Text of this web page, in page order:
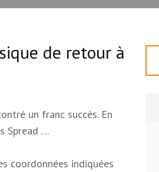
de retour à
un franc succès. En
Spread …
coordonnées indiquées